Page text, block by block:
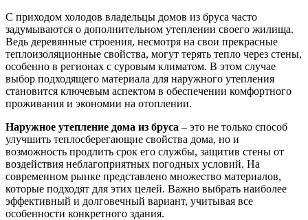
С приходом холодов владельцы домов из бруса часто
задумываются о дополнительном утеплении своего жилища.
Ведь деревянные строения, несмотря на свои прекрасные
теплоизоляционные свойства, могут терять тепло через стены,
особенно в регионах с суровым климатом. В этом случае
выбор подходящего материала для наружного утепления
становится ключевым аспектом в обеспечении комфортного
проживания и экономии на отоплении.
Наружное утепление дома из бруса – это не только способ
улучшить теплосберегающие свойства дома, но и
возможность продлить срок его службы, защитив стены от
воздействия неблагоприятных погодных условий. На
современном рынке представлено множество материалов,
которые подходят для этих целей. Важно выбрать наиболее
эффективный и долговечный вариант, учитывая все
особенности конкретного здания.